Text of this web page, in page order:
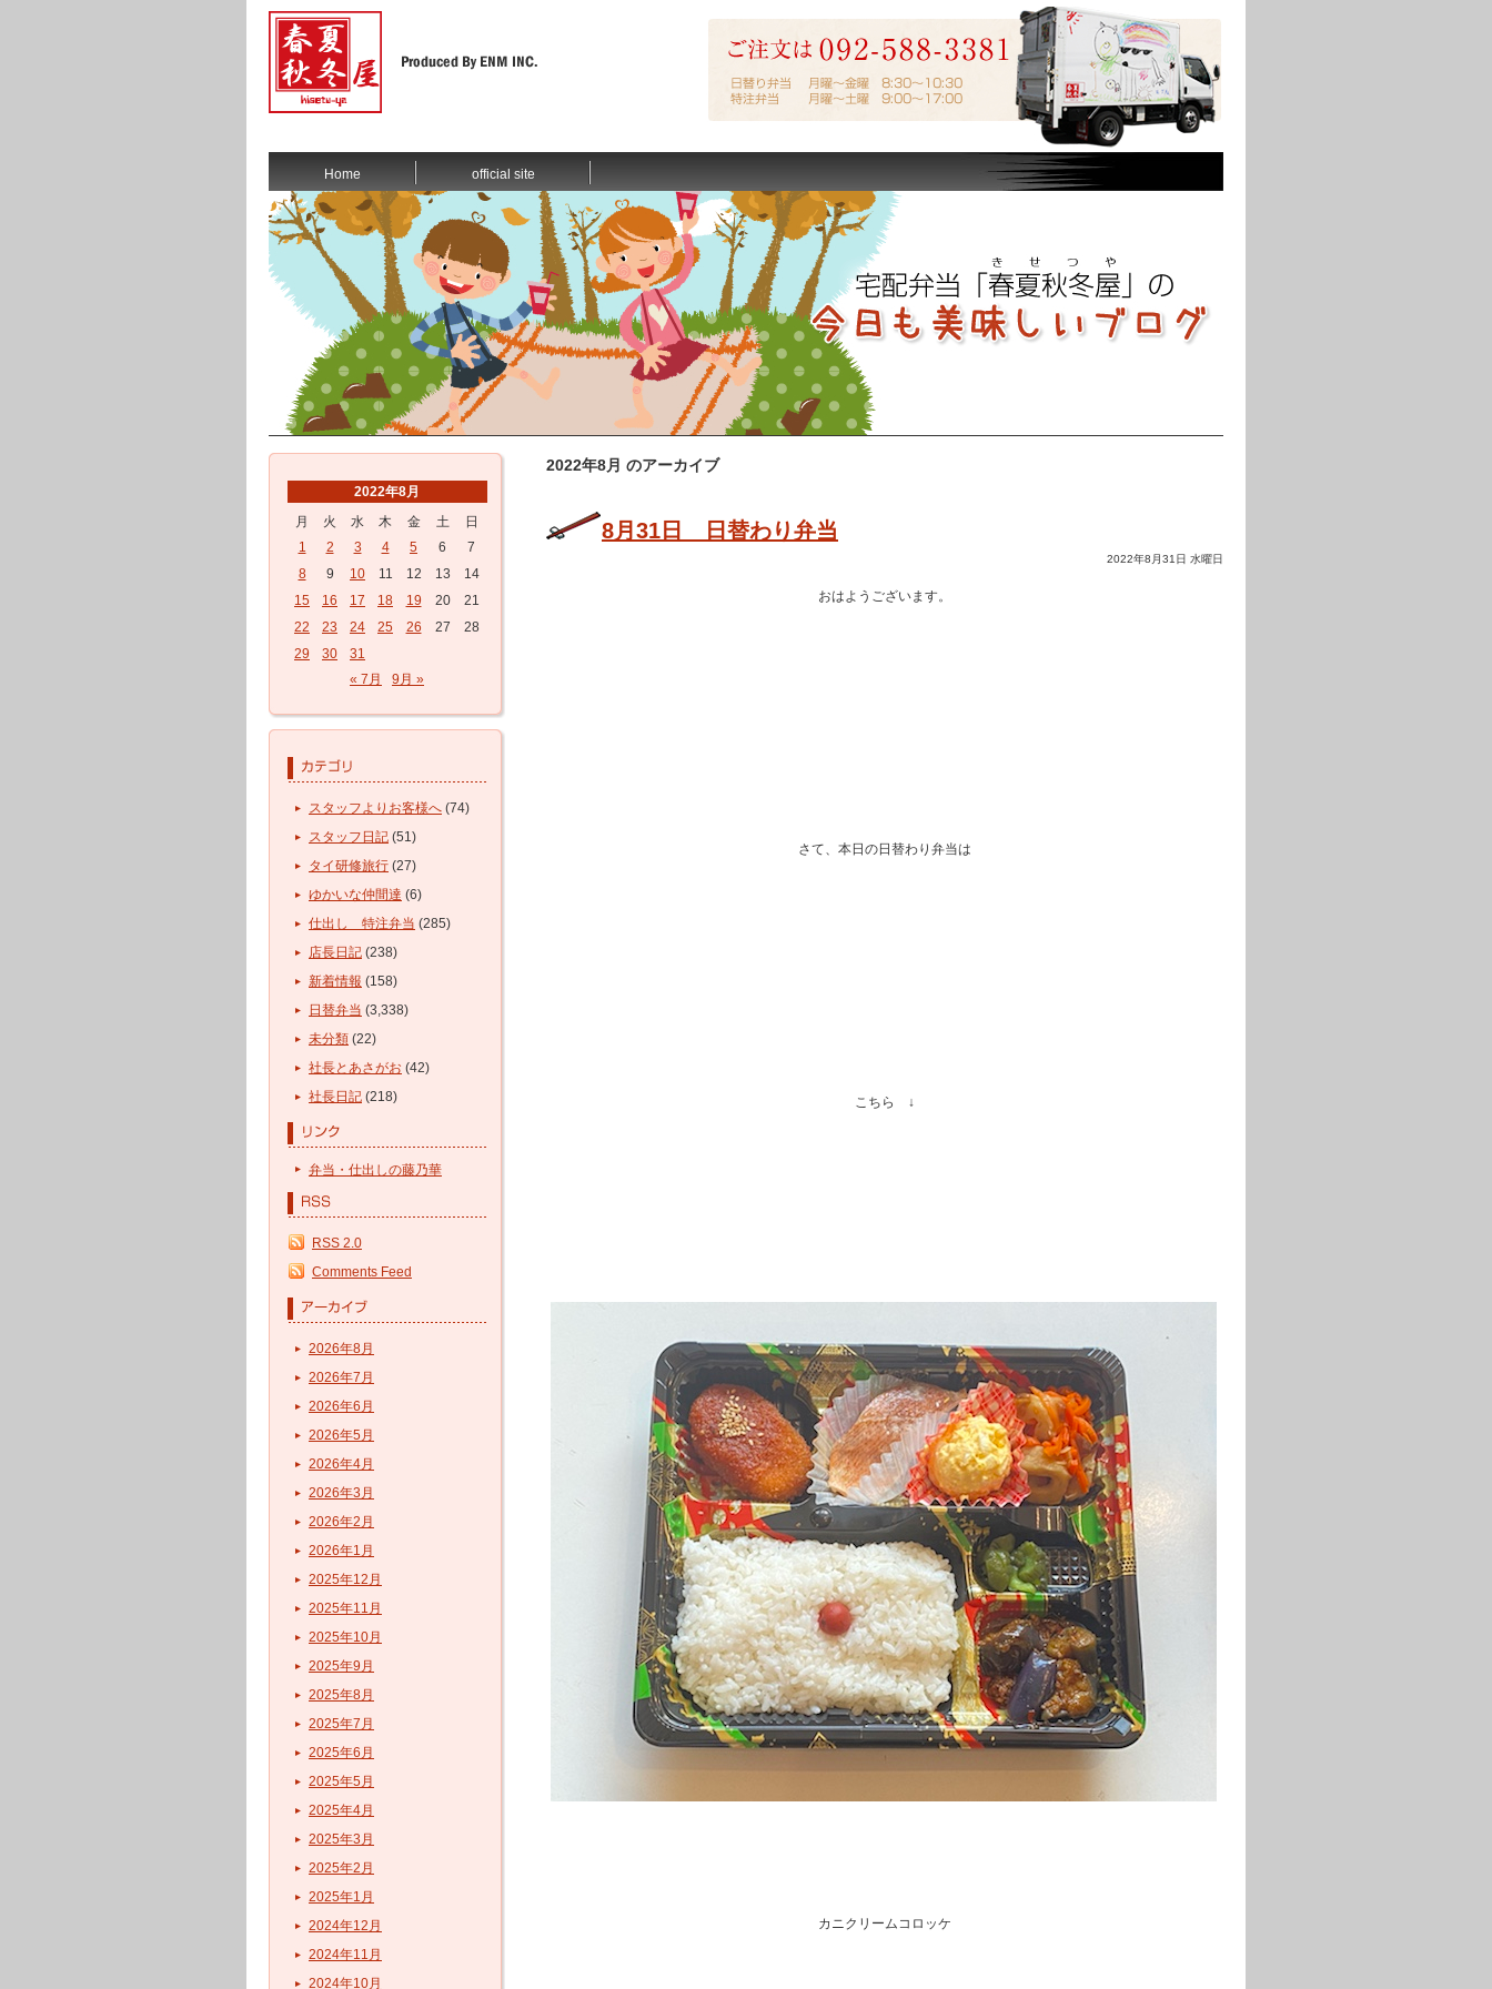
Home official site
2022年8月
月
火 水 木 金 土
日
1
2 3 4 5 6
7
8
9 10 11 12 13
14
15
16 17 18 19 20
21
22
23 24 25 26 27
28
29
30
31
« 7月
9月 »
スタッフよりお客様へ (74)
スタッフ日記 (51)
タイ研修旅行 (27)
ゆかいな仲間達 (6)
仕出し 特注弁当 (285)
店長日記 (238)
新着情報 (158)
日替弁当 (3,338)
未分類 (22)
社長とあさがお (42)
社長日記 (218)
弁当・仕出しの藤乃華
RSS 2.0
Comments Feed
2026年8月
2026年7月
2026年6月
2026年5月
2026年4月
2026年3月
2026年2月
2026年1月
2025年12月
2025年11月
2025年10月
2025年9月
2025年8月
2025年7月
2025年6月
2025年5月
2025年4月
2025年3月
2025年2月
2025年1月
2024年12月
2024年11月
2024年10月
2022年8月 のアーカイブ
8月31日 日替わり弁当
2022年8月31日 水曜日
おはようございます。
さて、本日の日替わり弁当は
こちら ↓
カニクリームコロッケ